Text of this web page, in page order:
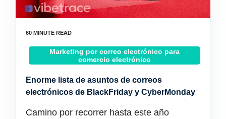
Marketing por correo electrónico para
comercio electrónico
Enorme lista de asuntos de correos
electrónicos de BlackFriday y CyberMonday
Camino por recorrer hasta este año